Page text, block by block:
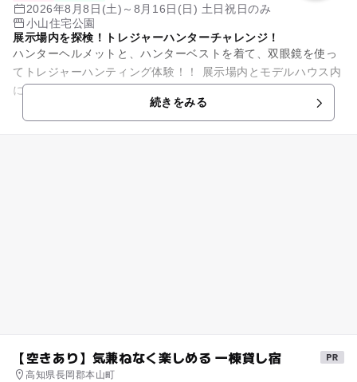
2026年8月8日(土)～8月16日(日) 土日祝日のみ
小山住宅公園
展示場内を探検！トレジャーハンターチャレンジ！
ハンターヘルメットと、ハンターベストを着て、双眼鏡を使っ
てトレジャーハンティング体験！！ 展示場内とモデルハウス内
に散らばる文字をヒントが書かれた地図を頼りに見つけよ
う！！ 文字を集めて秘密...続きをみる
【空きあり】気兼ねなく楽しめる 一棟貸し宿
高知県長岡郡本山町